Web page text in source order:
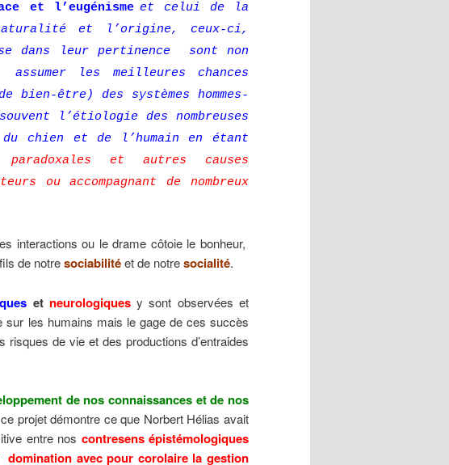
et l’eugénisme et celui de la
et l’origine, ceux-ci,
dans leur pertinence sont non
les meilleures chances
bien-être) des systèmes hommes-
l’étiologie des nombreuses
du chien et de l’humain en étant
et autres causes
ou accompagnant de nombreux
interactions ou le drame côtoie le bonheur,
de notresociabilitéet de notresocialité.
et neurologiquesy sont observées et
les humains mais le gage de ces succès
risques de vie et des productions d’entraides
de nos connaissances et de nos
projet démontre ce que Norbert Hélias avait
entre nos contresens épistémologiques
avec pour corolaire la gestion